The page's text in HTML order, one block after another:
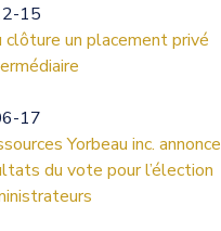
15
clôture un placement privé
17
Yorbeau inc. annonce
du vote pour l’élection